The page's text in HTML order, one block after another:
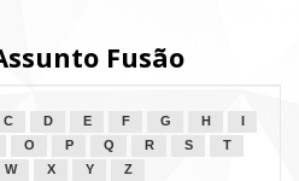
Fusão
C D E F G H
O P Q R S
T
W X Y Z